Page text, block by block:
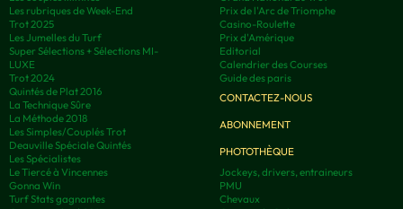
Les rubriques de Week-End
Trot 2025
Les Jumelles du Turf
Super Sélections + Sélections MI-
LUXE
Trot 2024
Quintés de Plat 2016
La Technique Sûre
La Méthode 2018
Les Simples/Couplés Trot
Deauville Spéciale Quintés
Les Spécialistes
Le Tiercé à Vincennes
Gonna Win
Turf Stats gagnantes
Prix de l'Arc de Triomphe
Casino-Roulette
Prix d'Amérique
Editorial
Calendrier des Courses
Guide des paris
CONTACTEZ-NOUS
ABONNEMENT
PHOTOTHÈQUE
Jockeys, drivers, entraineurs
PMU
Chevaux